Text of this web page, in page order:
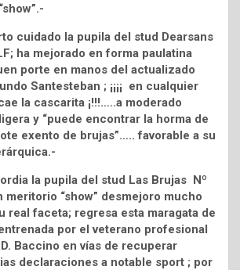
cuidado la pupila del stud Dearsans
ha mejorado en forma paulatina
porte en manos del actualizado
Santesteban ; ¡¡¡¡ en cualquier
la cascarita ¡!!!…..a moderado
y “puede encontrar la horma de
exento de brujas”….. favorable a su
la pupila del stud Las Brujas Nº
“show” desmejoro mucho
real faceta; regresa esta maragata de
por el veterano profesional
Baccino en vías de recuperar
declaraciones a notable sport ; por